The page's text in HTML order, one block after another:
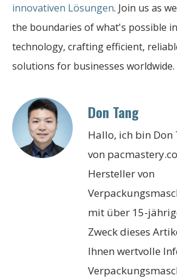
innovativen Lösungen. Join us as
the boundaries of what's possible
technology, crafting efficient,
solutions for businesses worldwide.
Don Tang
Hallo, ich bin Don
von
Hersteller von
mit über 15-
Zweck dieses
Ihnen wertvolle